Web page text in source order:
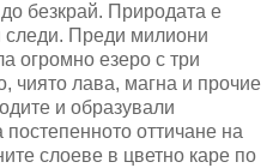
безкрай. Природата е
следи. Преди милиони
огромно езеро с три
чиято лава, магна и прочие
и образували
оттичане на
слоеве в цветно каре по